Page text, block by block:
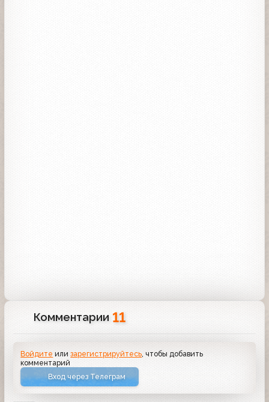
Комментарии 11
Войдите илизарегистрируйтесь , чтобы добавить
комментарий
Вход через Телеграм